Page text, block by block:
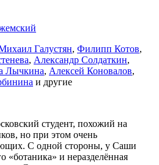
Галустян, Филипп Котов,
, Александр Солдаткин,
Лычкина, Алексей Коновалов,
и другие
студент, похожий на
но при этом очень
С одной стороны, у Саши
«ботаника» и неразделённая